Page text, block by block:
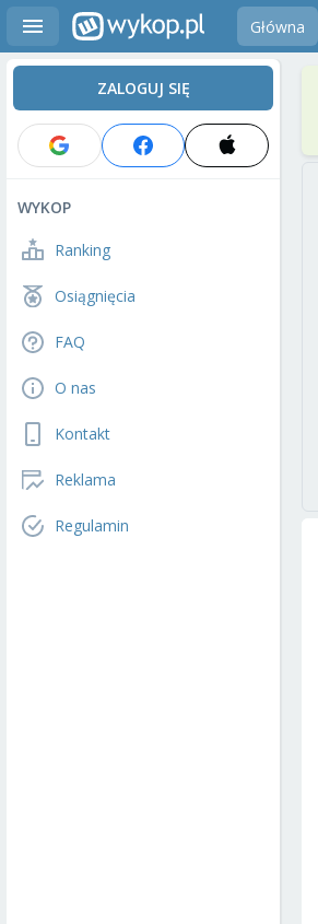
Główna
ZALOGUJ SIĘ
WYKOP
Ranking
Osiągnięcia
FAQ
O nas
Kontakt
Reklama
Regulamin